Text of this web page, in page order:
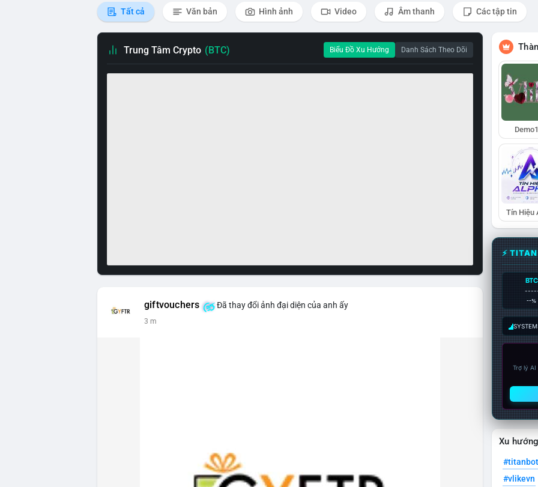
Tất cả Văn bản Hình ảnh Video Âm thanh Các tập tin
Trung Tâm Crypto (BTC) Biểu Đồ Xu Hướng Danh Sách Theo Dõi
giftvouchers Đã thay đổi ảnh đại diện của anh ấy
3 m
Tín Hiệu
⚡
BTC
--%
Trợ lý
Xu
#titanbot
#vlikevn